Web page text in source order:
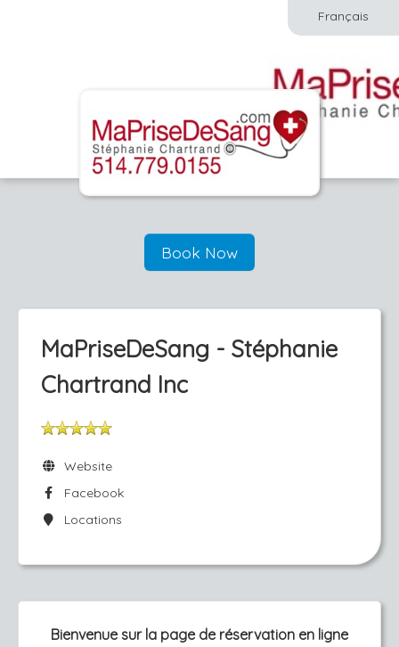
Français
Book Now
MaPriseDeSang - Stéphanie
Chartrand Inc
Website
Facebook
Locations
Bienvenue sur la page de réservation en ligne